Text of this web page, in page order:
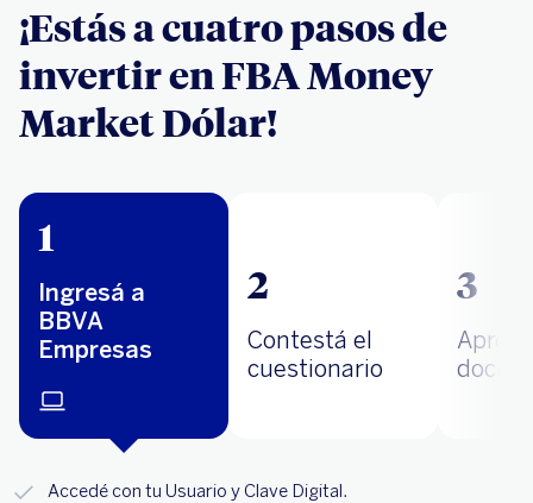
¡Estás a cuatro pasos de
invertir en FBA Money
Market Dólar!
1
Ingresá a
BBVA
Empresas
2
Contestá el
cuestionario
3
Accedé con tu Usuario y Clave Digital.